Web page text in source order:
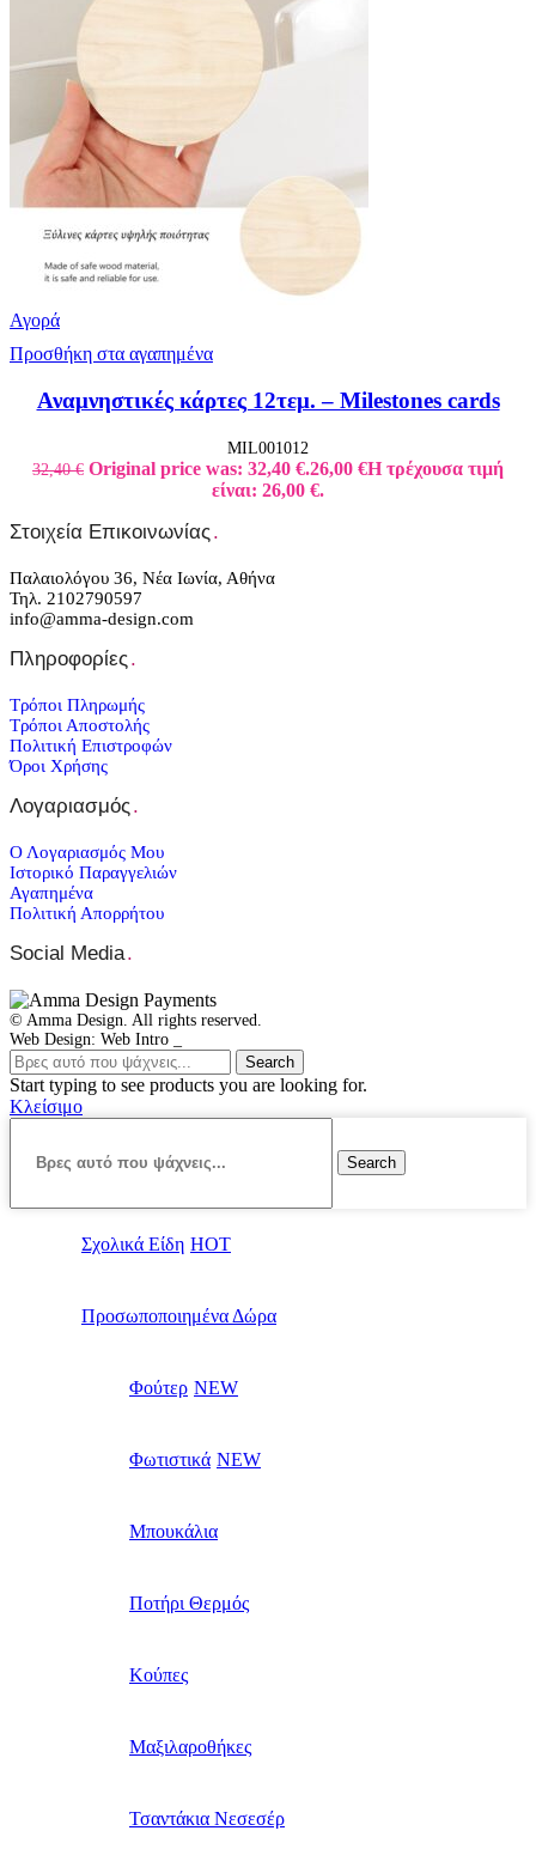
Αγορά
Προσθήκη στα αγαπημένα
Αναμνηστικές κάρτες 12τεμ. – Milestones cards
MIL001012
32,40€ Original price was: 32,40 €.26,00 €Η τρέχουσα τιμή
είναι: 26,00 €.
Στοιχεία Επικοινωνίας.
Παλαιολόγου 36, Νέα Ιωνία, Αθήνα
Τηλ. 2102790597
info@amma-design.com
Πληροφορίες.
Τρόποι Πληρωμής
Τρόποι Αποστολής
Πολιτική Επιστροφών
Όροι Χρήσης
Λογαριασμός.
Ο Λογαριασμός Μου
Ιστορικό Παραγγελιών
Αγαπημένα
Πολιτική Απορρήτου
Social Media.
© Amma Design. All rights reserved.
Web Design: Web Intro _
Search
Start typing to see products you are looking for.
Κλείσιμο
Search
Σχολικά Είδη ΗΟΤ
Προσωποποιημένα Δώρα
Φούτερ NEW
Φωτιστικά NEW
Μπουκάλια
Ποτήρι Θερμός
Κούπες
Μαξιλαροθήκες
Τσαντάκια Νεσεσέρ